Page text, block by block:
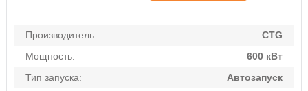
Производитель:
CTG
Мощность:
600 кВт
Тип запуска:
Автозапуск